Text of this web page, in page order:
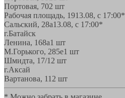
Портовая, 702 шт
Рабочая площадь, 1913.08, с 17:00*
Сальский, 28a13.08, с 17:00*
г.Батайск
Ленина, 168а1 шт
М.Горького, 285е1 шт
Шмидта, 17/1 2 шт
г.Аксай
Вартанова, 11 2 шт